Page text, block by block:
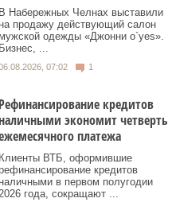
В Набережных Челнах выставили
на продажу действующий салон
мужской одежды «Джонни о`yes».
Бизнес, ...
07:02 1
Рефинансирование кредитов
наличными экономит четверть
платежа
Клиенты ВТБ, оформившие
кредитов
наличными в первом полугодии
2026 года, сокращают ...